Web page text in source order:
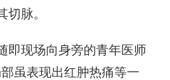
脉。
即现场向身旁的青年医师
虽表现出红肿热痛等一